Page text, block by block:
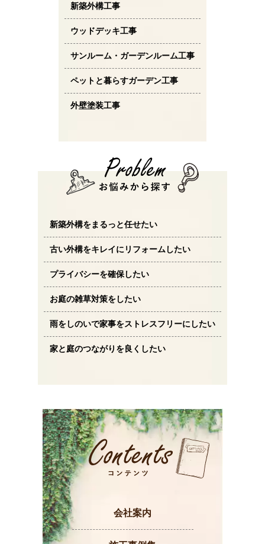
新築外構工事
ウッドデッキ工事
サンルーム・ガーデンルーム工事
ペットと暮らすガーデン工事
外壁塗装工事
新築外構をまるっと任せたい
古い外構をキレイにリフォームしたい
プライバシーを確保したい
お庭の雑草対策をしたい
雨をしのいで家事をストレスフリーにしたい
家と庭のつながりを良くしたい
会社案内